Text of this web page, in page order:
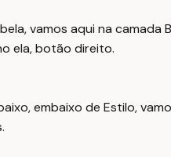
vamos aqui na camada
ela, botão direito.
embaixo de Estilo,